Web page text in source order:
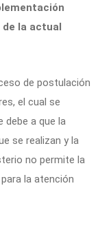
la actual
de postulación
el cual se
debe a que la
se realizan y la
no permite la
la atención